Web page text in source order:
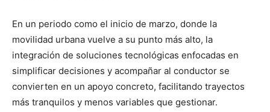
En un periodo como el inicio de marzo, donde la
movilidad urbana vuelve a su punto más alto, la
integración de soluciones tecnológicas enfocadas en
simplificar decisiones y acompañar al conductor se
convierten en un apoyo concreto, facilitando trayectos
más tranquilos y menos variables que gestionar.